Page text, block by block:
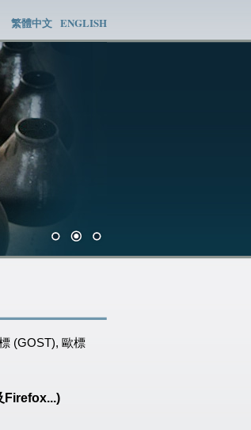
繁體中文 ENGLISH
(GOST), 歐標
Firefox...)